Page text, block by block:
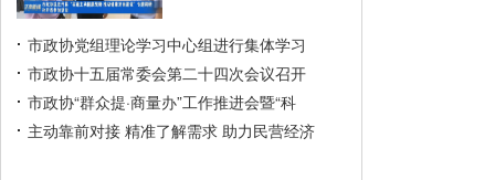
市政协党组理论学习中心组进行集体学习
市政协十五届常委会第二十四次会议召开
市政协“群众提·商量办”工作推进会暨“科
主动靠前对接 精准了解需求 助力民营经济